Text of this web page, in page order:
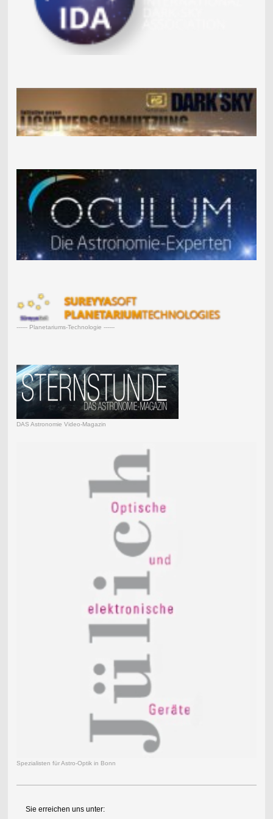
------ Planetariums-Technologie ------
DAS Astronomie Video-Magazin
Spezialisten für Astro-Optik in Bonn
Sie erreichen uns unter: